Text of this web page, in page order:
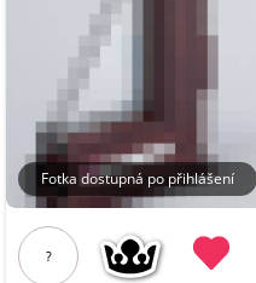
Fotka dostupná po přihlášení
?